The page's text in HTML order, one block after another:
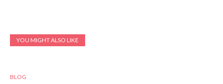
YOU MIGHT ALSO LIKE
BLOG